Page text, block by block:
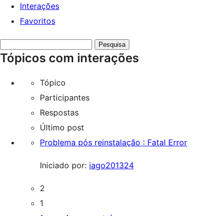
Interações
Favoritos
tópicos:
Tópicos com interações
Tópico
Participantes
Respostas
Último post
Problema pós reinstalação : Fatal Error
Iniciado por: iago201324
2
1